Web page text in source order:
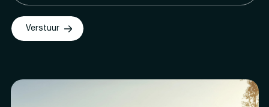
Verstuur